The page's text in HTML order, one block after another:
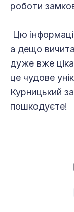
роботи
Цю
а дещо
дуже вже
це чудове
Курницький
пошкодуєте!